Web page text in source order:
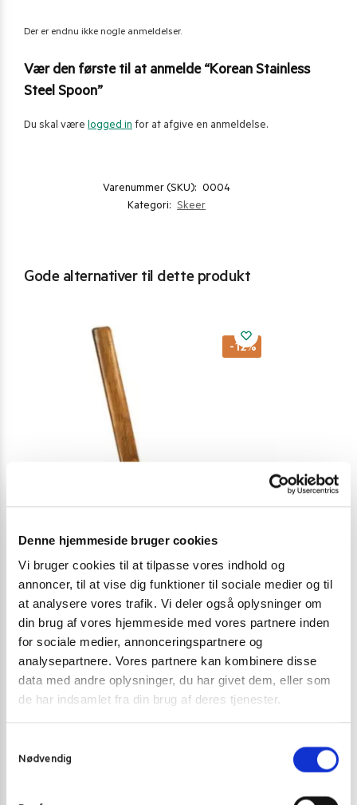
Denne hjemmeside bruger cookies
Vi bruger cookies til at tilpasse vores indhold og
annoncer, til at vise dig funktioner til sociale medier og til
at analysere vores trafik. Vi deler også oplysninger om
din brug af vores hjemmeside med vores partnere inden
for sociale medier, annonceringspartnere og
analysepartnere. Vores partnere kan kombinere disse
data med andre oplysninger, du har givet dem, eller som
de har indsamlet fra din brug af deres tjenester.
Nødvendig
Der er endnu ikke nogle anmeldelser.
Vær den første til at anmelde “Korean Stainless
Steel Spoon”
Du skal være logged in for at afgive en anmeldelse.
Varenummer (SKU): 0004
Kategori: Skeer
Gode alternativer til dette produkt
-12%
SKEER
Ramen ske 22×7 cm.
25,00 22,00kr.
Stor Ris Ske